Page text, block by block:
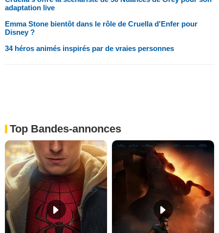
adaptation live
Emma Stone bientôt dans le rôle de Cruella d'Enfer pour
Disney ?
34 héros animés inspirés par de vraies personnes
Top Bandes-annonces